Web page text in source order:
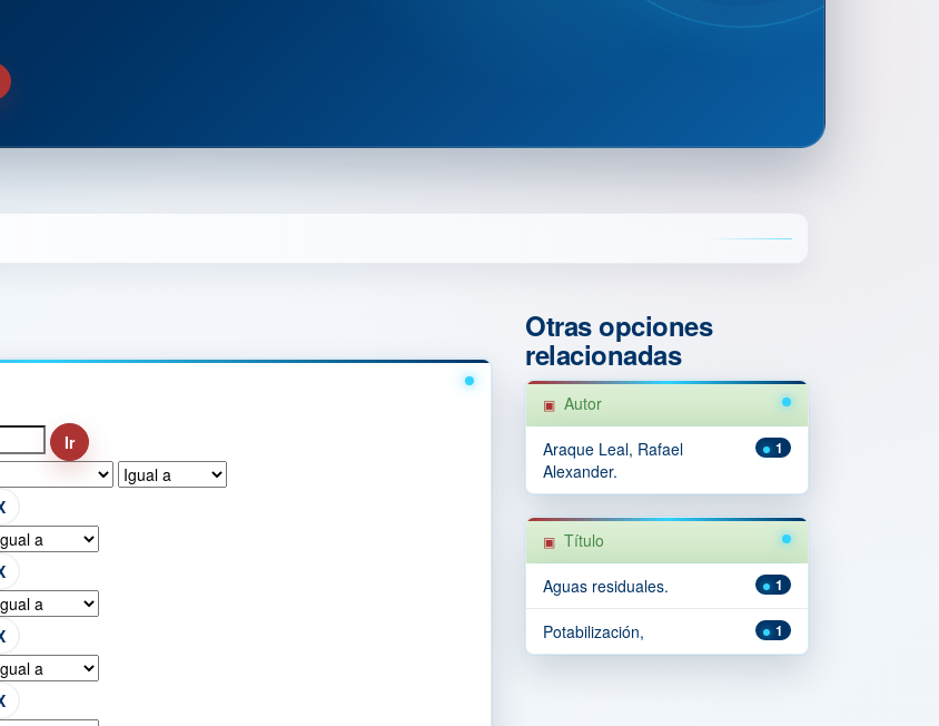
Otras opciones
relacionadas
Autor
1
Araque Leal, Rafael
Alexander.
Título
1
Aguas residuales.
1
Potabilización,